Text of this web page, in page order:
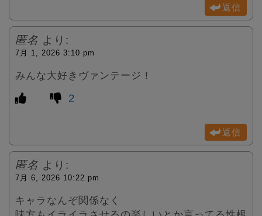
返信
匿名 より:
7月 1, 2026 3:10 pm
みんな大好きヴァンテージ！
2
返信
匿名 より:
7月 6, 2026 10:22 pm
キャラなんぞ関係なく